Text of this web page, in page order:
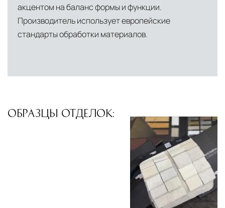
акцентом на баланс формы и функции.
Производитель использует европейские
стандарты обработки материалов.
ОБРАЗЦЫ ОТДЕЛОК: